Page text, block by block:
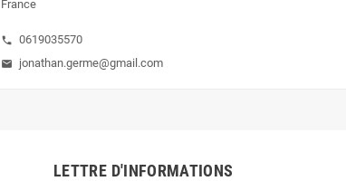
France
phone 0619035570
mail jonathan.germe@gmail.com
LETTRE D'INFORMATIONS